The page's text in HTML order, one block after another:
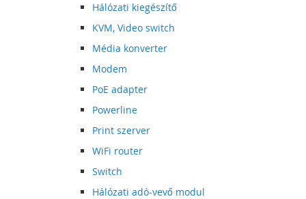
Hálózati kiegészítő
KVM, Video switch
Média konverter
Modem
PoE adapter
Powerline
Print szerver
WiFi router
Switch
Hálózati adó-vevő modul